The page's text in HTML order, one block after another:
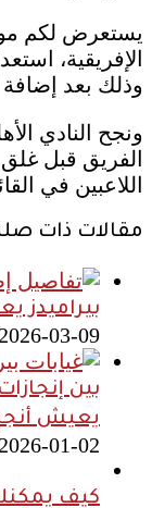
الإفريقية،
وذلك بعد
ونجح النادي
الفريق قبل غلق
اللاعبين في القائمة
مقالات ذات
بيراميدز
2026-03-09
يعيش
2026-01-02
كيف